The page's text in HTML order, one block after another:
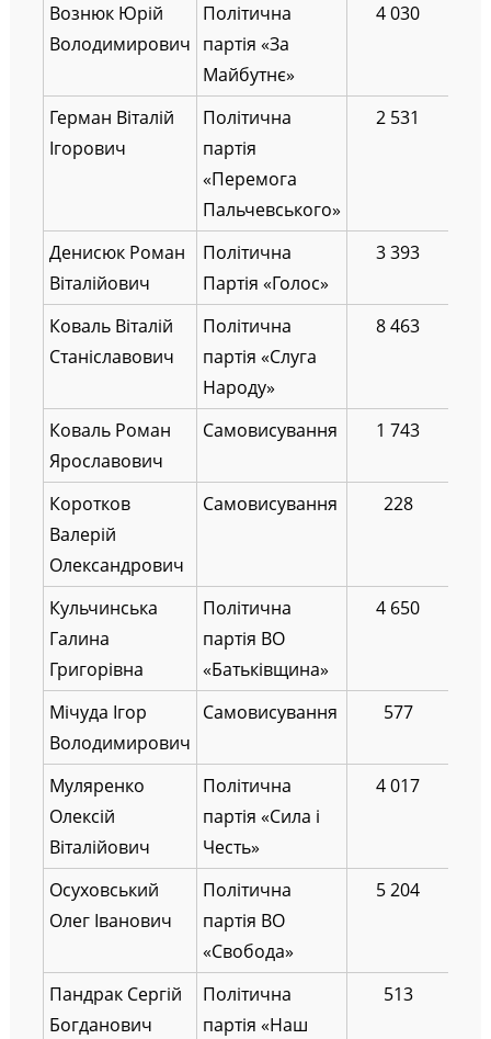
Вознюк Юрій
Володимирович
Політична
партія «За
Майбутнє»
4 030
Герман Віталій
Ігорович
Політична
партія
«Перемога
Пальчевського»
2 531
Денисюк Роман
Віталійович
Політична
Партія «Голос»
3 393
Коваль Віталій
Станіславович
Політична
партія «Слуга
Народу»
8 463
Коваль Роман
Ярославович
Самовисування 1 743
Коротков
Валерій
Олександрович
Самовисування 228
Кульчинська
Галина
Григорівна
Політична
партія ВО
«Батьківщина»
4 650
Мічуда Ігор
Володимирович
Самовисування 577
Муляренко
Олексій
Віталійович
Політична
партія «Сила і
Честь»
4 017
Осуховський
Олег Іванович
Політична
партія ВО
«Свобода»
5 204
Пандрак Сергій
Богданович
Політична
партія «Наш
513